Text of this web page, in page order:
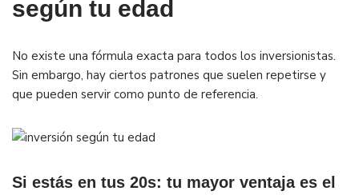
según tu edad
No existe una fórmula exacta para todos los inversionistas.
Sin embargo, hay ciertos patrones que suelen repetirse y
que pueden servir como punto de referencia.
Si estás en tus 20s: tu mayor ventaja es el